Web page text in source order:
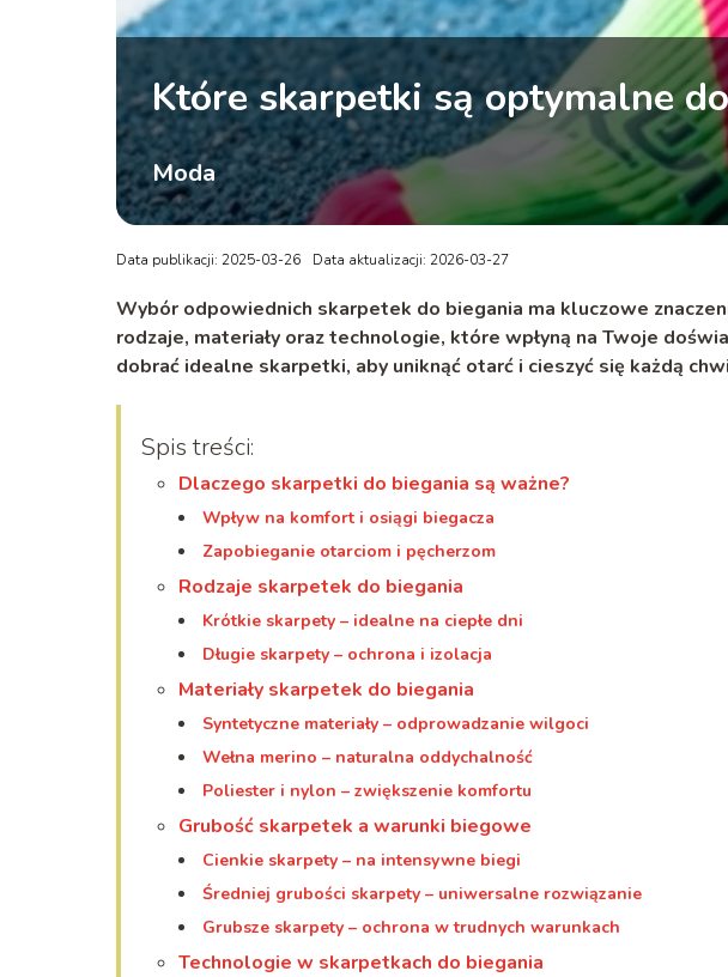
Które skarpetki są optymalne
Moda
Data publikacji: 2025-03-26 Data aktualizacji: 2026-03-27
Wybór odpowiednich skarpetek do biegania ma kluczowe
rodzaje, materiały oraz technologie, które wpłyną na Twoje
dobrać idealne skarpetki, aby uniknąć otarć i cieszyć się każdą
Spis treści:
Dlaczego skarpetki do biegania są ważne?
Wpływ na komfort i osiągi biegacza
Zapobieganie otarciom i pęcherzom
Rodzaje skarpetek do biegania
Krótkie skarpety – idealne na ciepłe dni
Długie skarpety – ochrona i izolacja
Materiały skarpetek do biegania
Syntetyczne materiały – odprowadzanie wilgoci
Wełna merino – naturalna oddychalność
Poliester i nylon – zwiększenie komfortu
Grubość skarpetek a warunki biegowe
Cienkie skarpety – na intensywne biegi
Średniej grubości skarpety – uniwersalne rozwiązanie
Grubsze skarpety – ochrona w trudnych warunkach
Technologie w skarpetkach do biegania